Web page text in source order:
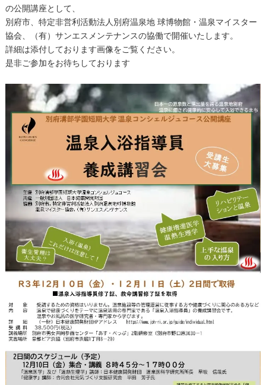
の公開講座として、
別府市、特定非営利活動法人別府温泉地 球博物館・温泉マイスター
協会、（有）サンエスメンテナンスの協働で開催いたします。
詳細は添付しております画像をご覧ください。
是非ご参加をお待ちしております